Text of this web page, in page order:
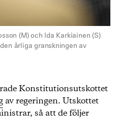
(M) och Ida Karkiainen (S)
årliga granskningen av
Konstitutionsutskottet
av regeringen. Utskottet
så att de följer